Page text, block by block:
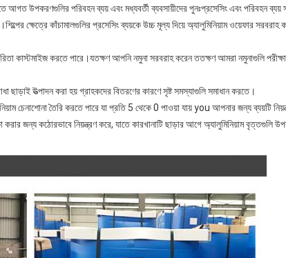
আগত উপকরণগুলির পরিবহন ব্যয় এবং মধ্যবর্তী ব্যবসায়ীদের পুনঃপ্রসেসিং এবং পরিবহন
ক্ষেত্রে কাঁচামালগুলির প্রসেসিং ব্যয়কে উচ্চ মূল্য দিয়ে অ্যালুমিনিয়াম ওয়েফার
কাস্টমাইজ করতে পারে।যতক্ষণ আপনি নমুনা সরবরাহ করেন ততক্ষণ আমরা নমুনাগুলি
ছাড়াই উত্পাদন করা হয় গ্রাহকদের বিতরণের কারণে সৃষ্ট সমস্যাগুলি সমাধান করতে।
চেনাশোনা তৈরি করতে পারে যা প্রতি 5 থেকে 0 পাওয়া যায় you আপনার জন্য ব্যয়টি
করার জন্য কঠোরভাবে নিয়ন্ত্রণ করে, যাতে কারখানাটি ছাড়ার আগে অ্যালুমিনিয়াম বৃত্তগুলি